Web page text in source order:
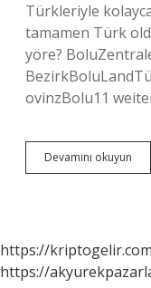
Türkleriyle
tamamen Türk
yöre?
ovinzBolu11
Devamını okuyun
Ne
https://kriptogelir.com
https://